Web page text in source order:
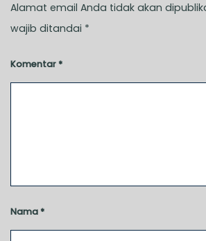
Alamat email Anda tidak akan
wajib ditandai *
Komentar *
Nama *